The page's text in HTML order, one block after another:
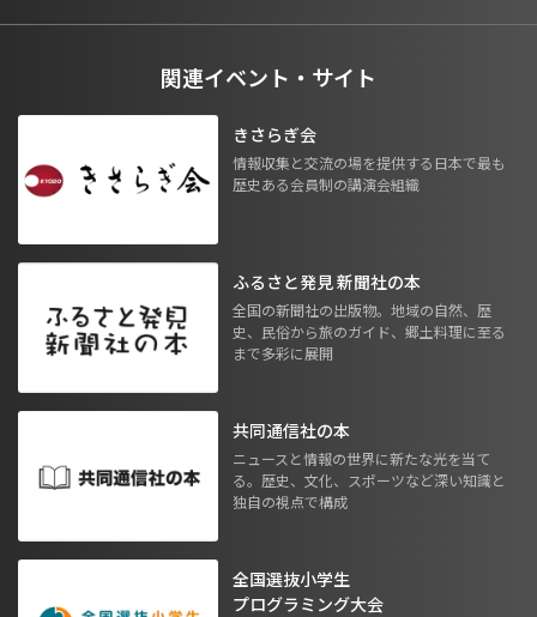
関連イベント・サイト
きさらぎ会
情報収集と交流の場を提供する日本で最も
歴史ある会員制の講演会組織
ふるさと発見 新聞社の本
全国の新聞社の出版物。地域の自然、歴
史、民俗から旅のガイド、郷土料理に至る
まで多彩に展開
共同通信社の本
ニュースと情報の世界に新たな光を当て
る。歴史、文化、スポーツなど深い知識と
独自の視点で構成
全国選抜小学生
プログラミング大会